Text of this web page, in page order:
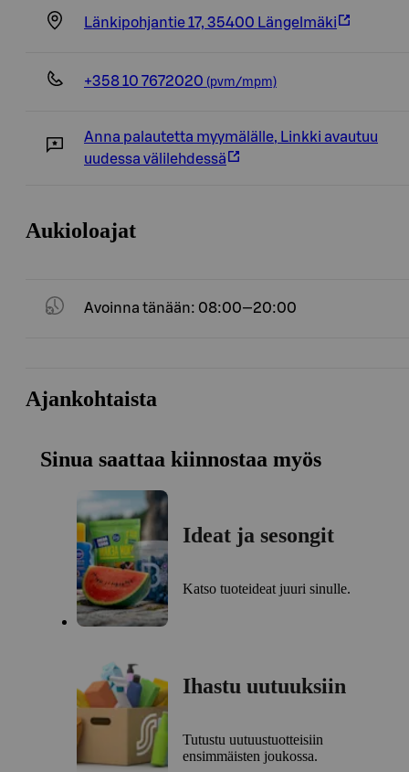
Länkipohjantie 17, 35400 Längelmäki
+358 10 7672020 (pvm/mpm)
Anna palautetta myymälälle, Linkki avautuu
uudessa välilehdessä
Aukioloajat
Avoinna tänään: 08:00—20:00
Ajankohtaista
Sinua saattaa kiinnostaa myös
Ideat ja sesongit
Katso tuoteideat juuri sinulle.
Ihastu uutuuksiin
Tutustu uutuustuotteisiin
ensimmäisten joukossa.